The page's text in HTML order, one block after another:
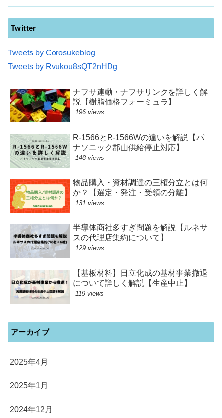
Twitter
Tweets by Corosukeblog
Tweets by Rvukou8sQT2nHDg
ナフサ連動・ナフサリンクを詳しく解
説【樹脂価格フォーミュラ】
196 views
R-1566とR-1566Wの違いを解説【パ
ナソニック郡山供給停止対応】
148 views
物品購入・資材調達の三権分立とは何
か？【選定・発注・受領の分離】
131 views
半導体商社多すぎ問題を解説【ルネサ
スの代理店集約について】
129 views
【基板材料】日立化成の基材事業撤退
について詳しく解説【生産中止】
119 views
アーカイブ
2025年4月
2025年1月
2024年12月